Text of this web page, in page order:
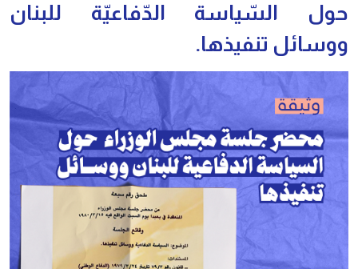
حول السّياسة الدّفاعيّة للبنان
ووسائل تنفيذها.